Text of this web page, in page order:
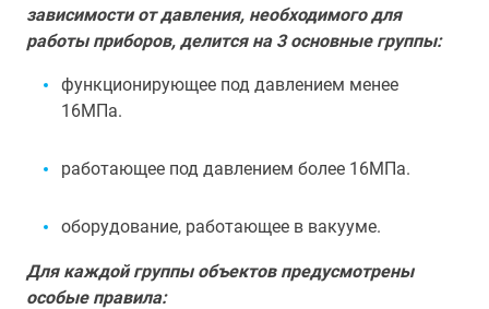
зависимости от давления, необходимого для
работы приборов, делится на 3 основные группы:
функционирующее под давлением менее
16МПа.
работающее под давлением более 16МПа.
оборудование, работающее в вакууме.
Для каждой группы объектов предусмотрены
особые правила: